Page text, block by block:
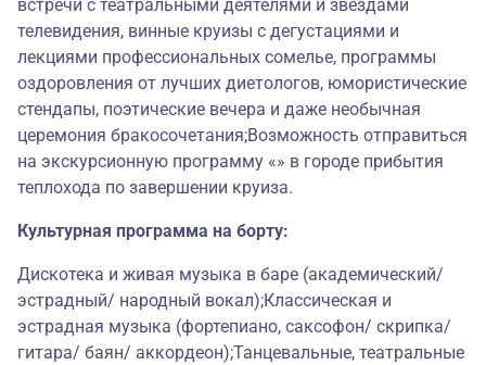
встречи с театральными деятелями и звёздами
телевидения, винные круизы с дегустациями и
лекциями профессиональных сомелье, программы
оздоровления от лучших диетологов, юмористические
стендапы, поэтические вечера и даже необычная
церемония бракосочетания;Возможность отправиться
на экскурсионную программу «» в городе прибытия
теплохода по завершении круиза.
Культурная программа на борту:
Дискотека и живая музыка в баре (академический/
эстрадный/ народный вокал);Классическая и
эстрадная музыка (фортепиано, саксофон/ скрипка/
гитара/ баян/ аккордеон);Танцевальные, театральные